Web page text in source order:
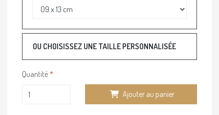
OU CHOISISSEZ UNE TAILLE PERSONNALISÉE
Quantité
Ajouter au panier